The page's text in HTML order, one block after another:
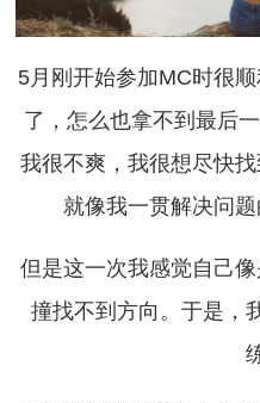
5月刚开始参加MC时很
了，怎么也拿不到最后
我很不爽，我很想尽快
就像我一贯解决问题
但是这一次我感觉自己
撞找不到方向。于是，